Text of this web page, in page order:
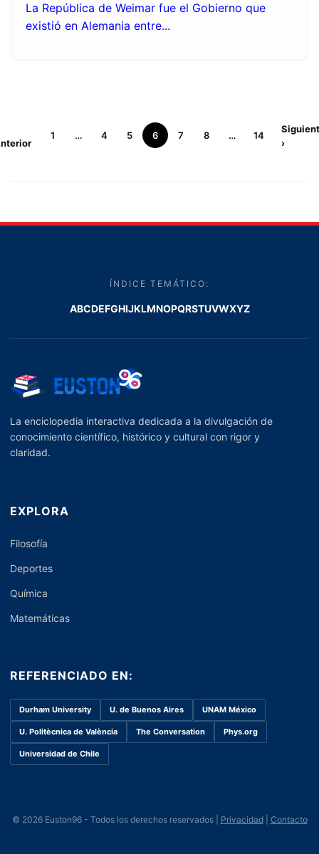
La República de Weimar fue el Gobierno que
existió en Alemania entre...
1 … 4 5 6 7 8 … 14
›
ÍNDICE TEMÁTICO:
ABCDEFGHIJKLMNOPQRSTUVWXYZ
La enciclopedia interactiva dedicada a la divulgación de
conocimiento científico, histórico y cultural con rigor y
claridad.
EXPLORA
Filosofía
Deportes
Química
Matemáticas
REFERENCIADO EN:
Durham University U. de Buenos Aires UNAM México
U. Politècnica de València The Conversation Phys.org
Universidad de Chile
© 2026 Euston96 - Todos los derechos reservados | Privacidad| Contacto